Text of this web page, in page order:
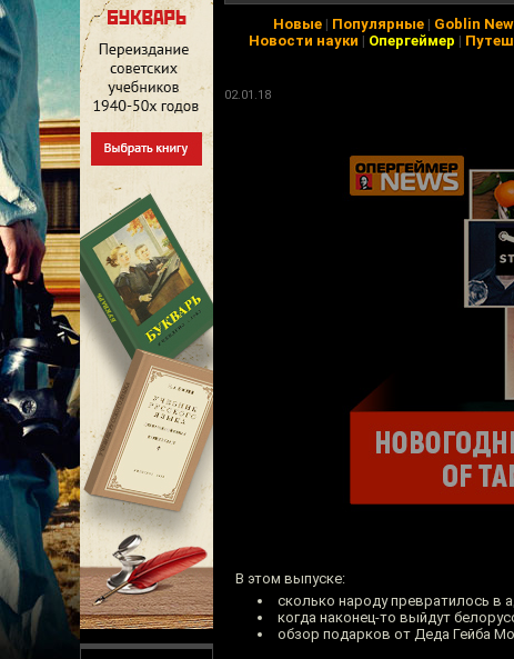
Новые | Популярные | Goblin
Новости науки | Опергеймер |
02.01.18
В этом выпуске:
сколько народу превратилось в
когда наконец-то выйдут
обзор подарков от Деда Гейба